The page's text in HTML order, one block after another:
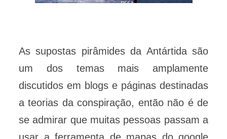
As supostas pirâmides da Antártida são
um dos temas mais amplamente
discutidos em blogs e páginas destinadas
a teorias da conspiração, então não é de
se admirar que muitas pessoas passam a